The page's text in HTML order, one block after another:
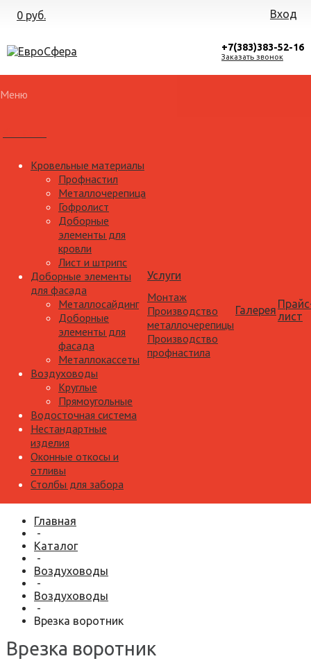
0 руб. Вход
+7(383)383-52-16
Заказать звонок
Меню
Кровельные материалы
Профнастил
Металлочерепица
Гофролист
Доборные
элементы для
кровли
Лист и штрипс
Доборные элементы
для фасада
Металлосайдинг
Доборные
элементы для
фасада
Металлокассеты
Воздуховоды
Круглые
Прямоугольные
Водосточная система
Нестандартные
изделия
Оконные откосы и
отливы
Столбы для забора
Услуги
Монтаж
Производство
металлочерепицы
Производство
профнастила
Галерея лист
Главная
-
Каталог
-
Воздуховоды
-
Воздуховоды
-
Врезка воротник
Врезка воротник